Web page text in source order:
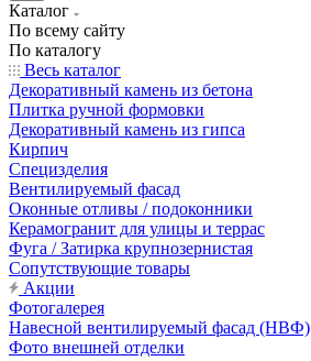
Каталог
По всему сайту
По каталогу
Весь каталог
Декоративный камень из бетона
Плитка ручной формовки
Декоративный камень из гипса
Кирпич
Специзделия
Вентилируемый фасад
Оконные отливы / подоконники
Керамогранит для улицы и террас
Фуга / Затирка крупнозернистая
Сопутствующие товары
Акции
Фотогалерея
Навесной вентилируемый фасад (НВФ)
Фото внешней отделки